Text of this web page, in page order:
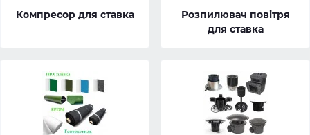
Компресор для ставка
Розпилювач повітря
для ставка